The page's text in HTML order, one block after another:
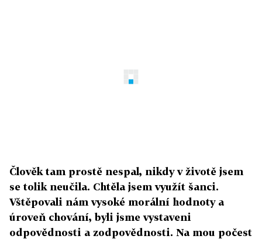
Člověk tam prostě nespal, nikdy v životě jsem
se tolik neučila. Chtěla jsem využít šanci.
Vštěpovali nám vysoké morální hodnoty a
úroveň chování, byli jsme vystaveni
odpovědnosti a zodpovědnosti. Na mou počest